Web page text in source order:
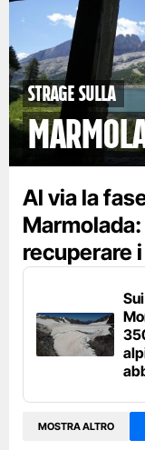
strage sulla
Al via la
recuperare
MOSTRA ALTRO